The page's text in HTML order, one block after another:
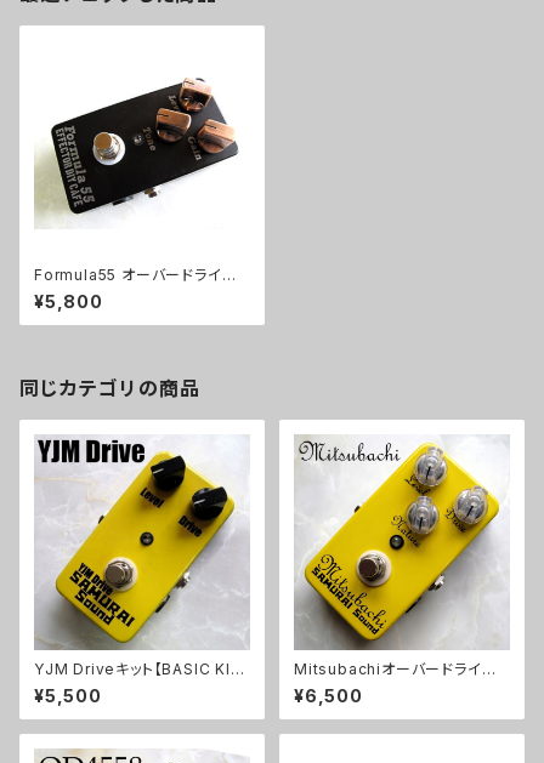
Formula55 オーバードライブ
キット【BASIC KIT】
¥5,800
同じカテゴリの商品
YJM Driveキット【BASIC KI
T】
¥5,500
Mitsubachiオーバードライブ
キット【BASIC KIT】
¥6,500